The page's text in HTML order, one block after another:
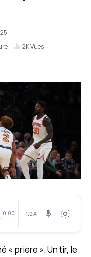
2KVues
0:00 1.0X
« prière ». Un tir, le